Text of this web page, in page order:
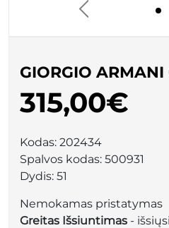
GIORGIO
315,00€
Kodas: 202434
Spalvos kodas: 500931
Dydis: 51
Nemokamas pristatymas
Greitas Išsiuntimas -